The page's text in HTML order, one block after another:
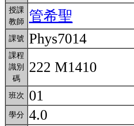
授課
教師
管希聖
課號 Phys7014
課程
識別
碼
222 M1410
班次 01
學分 4.0